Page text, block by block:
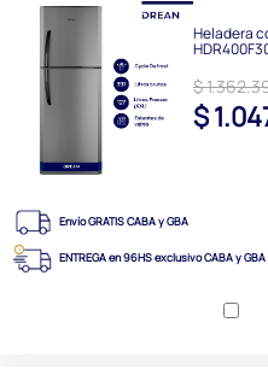
Heladera
$
$
Envío GRATIS CABA y GBA
ENTREGA en 96HS exclusivo CABA y GBA